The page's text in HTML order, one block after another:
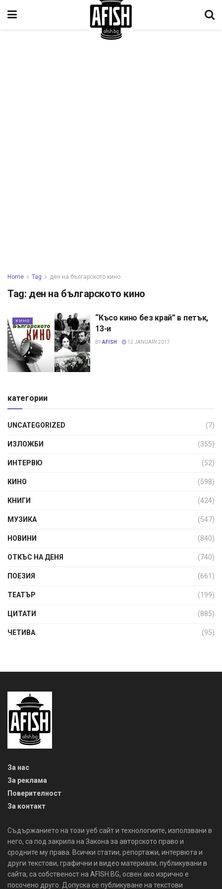
Home Tag ден на българското кино
Tag: ден на българското кино
КИНО
“Късо кино без край” в петък,
13-и
BYAFISH 12 JANUARY 2017
категории
UNCATEGORIZED (7)
ИЗЛОЖБИ (355)
ИНТЕРВЮ (52)
КИНО (598)
КНИГИ (424)
МУЗИКА (547)
НОВИНИ (840)
ОТКЪС НА ДЕНЯ (740)
ПОЕЗИЯ (661)
ТЕАТЪР (199)
ЦИТАТИ (885)
ЧЕТИВА (95)
За нас
За реклама
Поверителност
За контакт
Съдържанието на този уеб сайт и технологиите, използвани в
него, са под закрила на Закона за авторското право и
сродните му права. Всички статии, репортажи, интервюта и
други текстови, графични и видео материали, публикувани в
сайта, са собственост на AFISH.BG, освен ако изрично е
посочено друго. Допуска се публикуване на текстови